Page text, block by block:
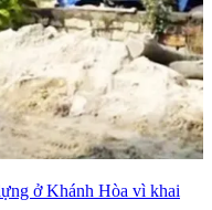
ở Khánh Hòa vì khai